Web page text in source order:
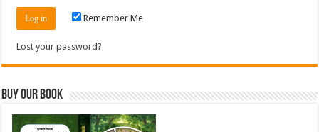
Remember Me
Lost your password?
Buy Our Book